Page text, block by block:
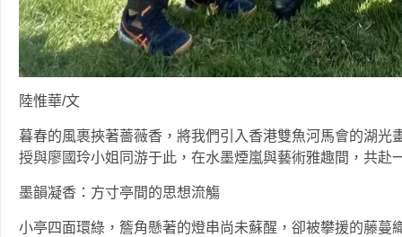
陸惟華/文
暮春的風裹挾著薔薇香，將我們引入香港雙魚河馬會的湖光
授與廖國玲小姐同游于此，在水墨煙嵐與藝術雅趣間，共赴
墨韻凝香：方寸亭間的思想流觴
小亭四面環綠，簷角懸著的燈串尚未蘇醒，卻被攀援的藤蔓